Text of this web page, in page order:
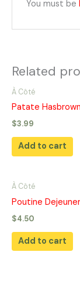
You must be
Related
À Côté
Patate Hasbrown
$3.99
Add to cart
À Côté
Poutine Dejeuner
$4.50
Add to cart